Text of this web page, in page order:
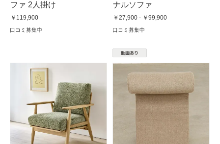
ファ 2人掛け
￥119,900
口コミ募集中
ナルソファ
￥27,900 - ￥99,900
口コミ募集中